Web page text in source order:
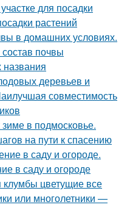
для посадки
растений
в домашних условиях.
почвы
деревьев и
совместимость
в подмосковье.
на пути к спасению
в саду и огороде.
в саду и огороде
цветущие все
или многолетники —